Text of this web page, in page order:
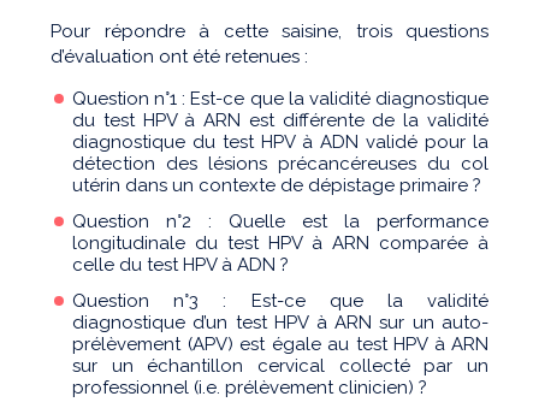
Pour répondre à cette saisine, trois questions
d’évaluation ont été retenues :
Question n°1 : Est-ce que la validité diagnostique
du test HPV à ARN est différente de la validité
diagnostique du test HPV à ADN validé pour la
détection des lésions précancéreuses du col
utérin dans un contexte de dépistage primaire ?
Question n°2 : Quelle est la performance
longitudinale du test HPV à ARN comparée à
celle du test HPV à ADN ?
Question n°3 : Est-ce que la validité
diagnostique d’un test HPV à ARN sur un auto-
prélèvement (APV) est égale au test HPV à ARN
sur un échantillon cervical collecté par un
professionnel (i.e. prélèvement clinicien) ?